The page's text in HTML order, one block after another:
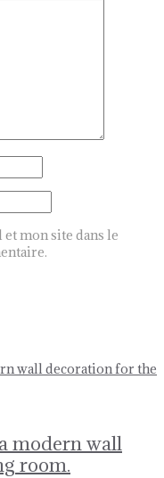
mon site dans le
modern wall
room.